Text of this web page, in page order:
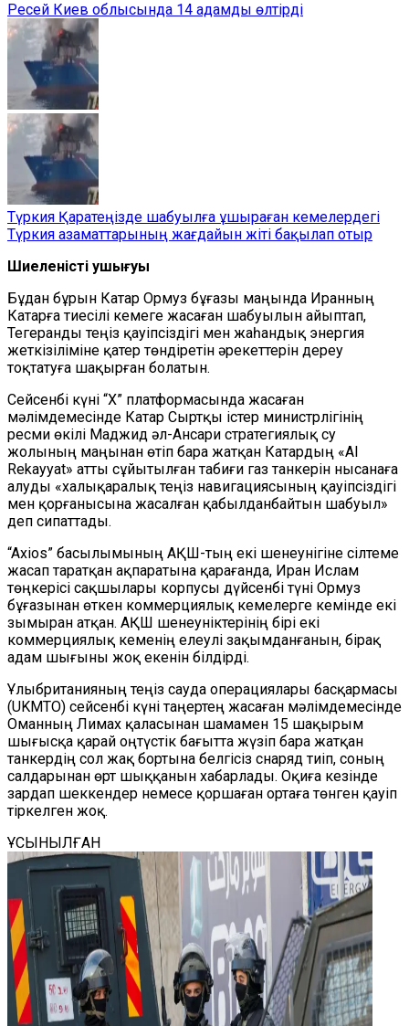
Ресей Киев облысында 14 адамды өлтірді
Түркия Қаратеңізде шабуылға ұшыраған кемелердегі
Түркия азаматтарының жағдайын жіті бақылап отыр
Шиеленістің ушығуы
Бұдан бұрын Катар Ормуз бұғазы маңында Иранның
Катарға тиесілі кемеге жасаған шабуылын айыптап,
Тегеранды теңіз қауіпсіздігі мен жаһандық энергия
жеткізіліміне қатер төндіретін әрекеттерін дереу
тоқтатуға шақырған болатын.
Сейсенбі күні “Х” платформасында жасаған
мәлімдемесінде Катар Сыртқы істер министрлігінің
ресми өкілі Маджид әл-Ансари стратегиялық су
жолының маңынан өтіп бара жатқан Катардың «Al
Rekayyat» атты сұйытылған табиғи газ танкерін нысанаға
алуды «халықаралық теңіз навигациясының қауіпсіздігі
мен қорғанысына жасалған қабылданбайтын шабуыл»
деп сипаттады.
“Axios” басылымының АҚШ-тың екі шенеунігіне сілтеме
жасап таратқан ақпаратына қарағанда, Иран Ислам
төңкерісі сақшылары корпусы дүйсенбі түні Ормуз
бұғазынан өткен коммерциялық кемелерге кемінде екі
зымыран атқан. АҚШ шенеуніктерінің бірі екі
коммерциялық кеменің елеулі зақымданғанын, бірақ
адам шығыны жоқ екенін білдірді.
Ұлыбританияның теңіз сауда операциялары басқармасы
(UKMTO) сейсенбі күні таңертең жасаған мәлімдемесінде
Оманның Лимах қаласынан шамамен 15 шақырым
шығысқа қарай оңтүстік бағытта жүзіп бара жатқан
танкердің сол жақ бортына белгісіз снаряд тиіп, соның
салдарынан өрт шыққанын хабарлады. Оқиға кезінде
зардап шеккендер немесе қоршаған ортаға төнген қауіп
тіркелген жоқ.
ҰСЫНЫЛҒАН